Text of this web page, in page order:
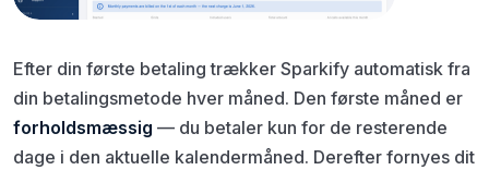
Efter din første betaling trækker Sparkify automatisk fra
din betalingsmetode hver måned. Den første måned er
forholdsmæssig — du betaler kun for de resterende
dage i den aktuelle kalendermåned. Derefter fornyes dit